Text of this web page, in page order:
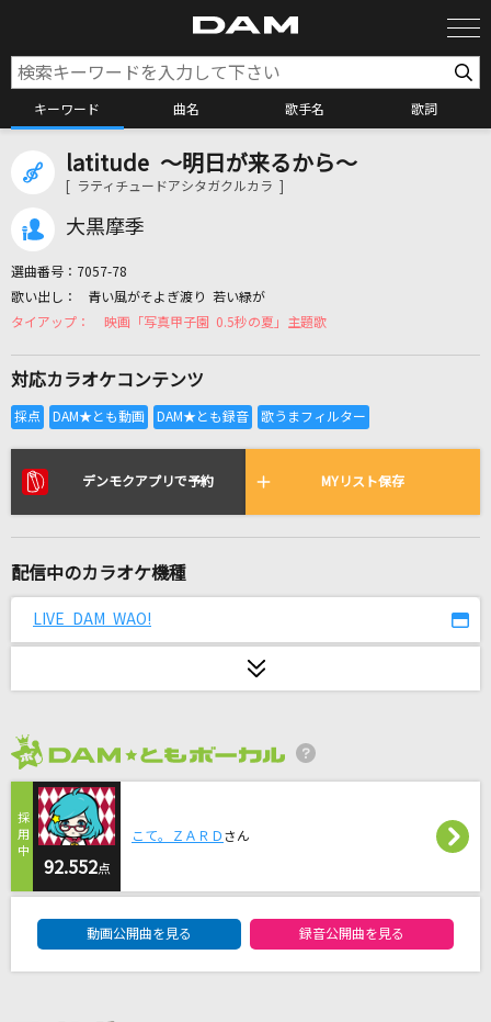
キーワード 曲名 歌手名 歌詞
カラオケ検索
カラオケリクエスト
リアルタイムで歌われている曲の一覧
[生音]メロディー
ハイカラ
Chevon
メロスのように-LONELY WAY-
AIR MAIL from NAGASAKI
Glorious
BE:FIRST
会いたくて 会いたくて
西野カナ
latitude ～明日が来るから～
[ ラティチュードアシタガクルカラ ]
大黒摩季
選曲番号： 7057-78
青い風がそよぎ渡り 若い緑が
映画「写真甲子園 0.5秒の夏」主題歌
対応カラオケコンテンツ
デンモクアプリで予約 MYリスト保存
配信中のカラオケ機種
LIVE DAM WAO!
92.552点
こて。ＺＡＲＤ さん
動画公開曲を見る 録音公開曲を見る